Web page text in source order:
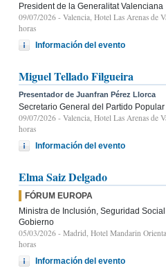
President de la Generalitat Valenciana
09/07/2026 - Valencia, Hotel Las Arenas de
horas
Información del evento
Miguel Tellado Filgueira
Presentador de Juanfran Pérez Llorca
Secretario General del Partido Popular
09/07/2026 - Valencia, Hotel Las Arenas de
horas
Información del evento
Elma Saiz Delgado
FÓRUM EUROPA
Ministra de Inclusión, Seguridad
Gobierno
05/03/2026 - Madrid, Hotel Mandarin
horas
Información del evento